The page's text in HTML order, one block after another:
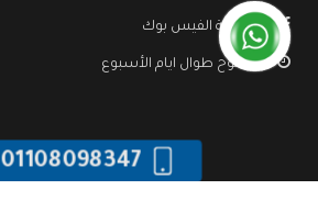
صفحة الفيس بوك
مفتوح طوال ايام الأسبوع
01108098347